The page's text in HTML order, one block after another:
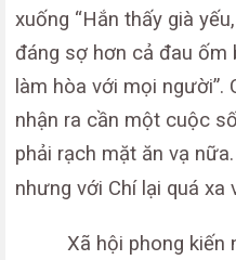
xuống “Hắn thấy già
đáng sợ hơn cả đau ốm
làm hòa với mọi người”.
nhận ra cần một cuộc
phải rạch mặt ăn vạ
nhưng với Chí lại quá xa
Xã hội phong kiến